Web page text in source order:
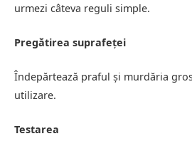
urmezi câteva reguli simple.
Pregătirea suprafeței
Îndepărtează praful și murdăria
utilizare.
Testarea